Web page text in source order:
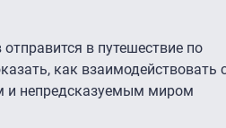
в путешествие по
как взаимодействовать
непредсказуемым миром